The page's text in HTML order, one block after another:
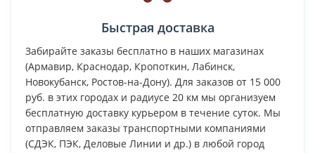
Быстрая доставка
Забирайте заказы бесплатно в наших магазинах
(Армавир, Краснодар, Кропоткин, Лабинск,
Новокубанск, Ростов-на-Дону). Для заказов от 15 000
руб. в этих городах и радиусе 20 км мы организуем
бесплатную доставку курьером в течение суток. Мы
отправляем заказы транспортными компаниями
(СДЭК, ПЭК, Деловые Линии и др.) в любой город